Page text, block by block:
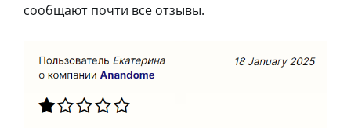
сообщают почти все отзывы.